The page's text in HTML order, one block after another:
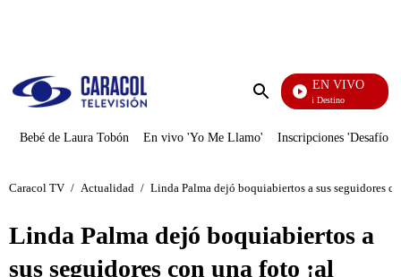
Enviar
EN VIVO
El Juego De Mi Destino
Bebé de Laura Tobón En vivo 'Yo Me Llamo' Inscripciones 'Desafío'
Caracol TV / Actualidad / Linda Palma dejó boquiabiertos a sus seguidores
Linda Palma dejó boquiabiertos a
sus seguidores con una foto ¡al